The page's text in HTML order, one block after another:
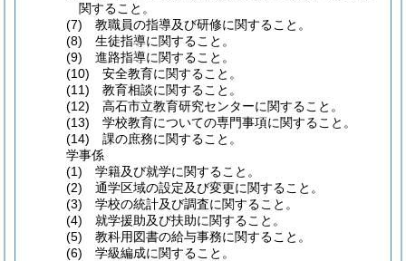
関すること。
(7) 教職員の指導及び研修に関すること。
(8) 生徒指導に関すること。
(9) 進路指導に関すること。
(10) 安全教育に関すること。
(11) 教育相談に関すること。
(12) 高石市立教育研究センターに関すること。
(13) 学校教育についての専門事項に関すること。
(14) 課の庶務に関すること。
学事係
(1) 学籍及び就学に関すること。
(2) 通学区域の設定及び変更に関すること。
(3) 学校の統計及び調査に関すること。
(4) 就学援助及び扶助に関すること。
(5) 教科用図書の給与事務に関すること。
(6) 学級編成に関すること。